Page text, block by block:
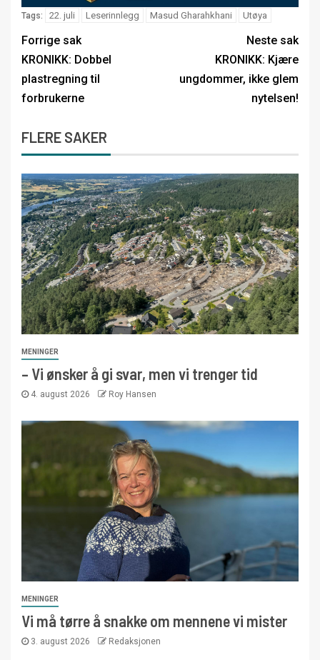
Tags: 22. juli Leserinnlegg Masud Gharahkhani Utøya
Forrige sak
KRONIKK: Dobbel
plastregning til
forbrukerne
Neste sak
KRONIKK: Kjære
ungdommer, ikke glem
nytelsen!
FLERE SAKER
MENINGER
– Vi ønsker å gi svar, men vi trenger tid
4. august 2026 Roy Hansen
MENINGER
Vi må tørre å snakke om mennene vi mister
3. august 2026 Redaksjonen